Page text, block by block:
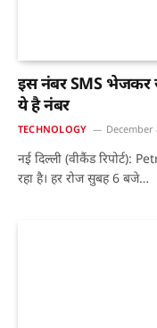
इस नंबर SMS
ये है नंबर
TECHNOLOGY December
नई दिल्ली (वीकैंड रिपोर्ट):
रहा है। हर रोज सुबह 6 बजे…